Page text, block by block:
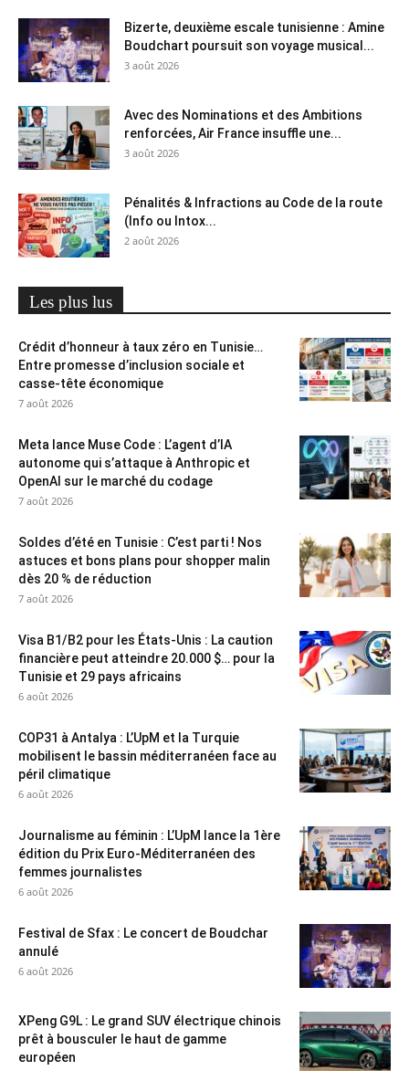
Bizerte, deuxième escale tunisienne : Amine
Boudchart poursuit son voyage musical...
3 août 2026
Avec des Nominations et des Ambitions
renforcées, Air France insuffle une...
3 août 2026
Pénalités & Infractions au Code de la route
(Info ou Intox...
2 août 2026
Les plus lus
Crédit d’honneur à taux zéro en Tunisie…
Entre promesse d’inclusion sociale et
casse-tête économique
7 août 2026
Meta lance Muse Code : L’agent d’IA
autonome qui s’attaque à Anthropic et
OpenAI sur le marché du codage
7 août 2026
Soldes d’été en Tunisie : C’est parti ! Nos
astuces et bons plans pour shopper malin
dès 20 % de réduction
7 août 2026
Visa B1/B2 pour les États-Unis : La caution
financière peut atteindre 20.000 $… pour la
Tunisie et 29 pays africains
6 août 2026
COP31 à Antalya : L’UpM et la Turquie
mobilisent le bassin méditerranéen face au
péril climatique
6 août 2026
Journalisme au féminin : L’UpM lance la 1ère
édition du Prix Euro-Méditerranéen des
femmes journalistes
6 août 2026
Festival de Sfax : Le concert de Boudchar
annulé
6 août 2026
XPeng G9L : Le grand SUV électrique chinois
prêt à bousculer le haut de gamme
européen